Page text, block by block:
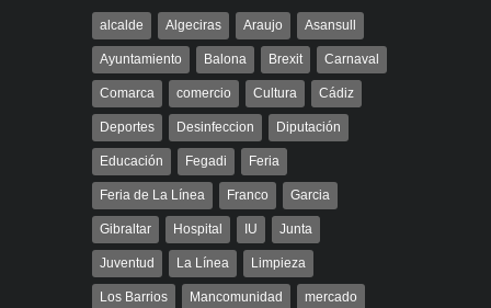
alcalde Algeciras Araujo Asansull
Ayuntamiento Balona Brexit Carnaval
Comarca comercio Cultura Cádiz
Deportes Desinfeccion Diputación
Educación Fegadi Feria
Feria de La Línea Franco Garcia
Gibraltar Hospital IU Junta
Juventud La Línea Limpieza
Los Barrios Mancomunidad mercado